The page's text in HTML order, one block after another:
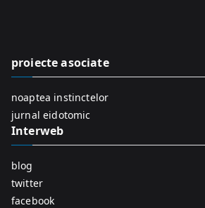
proiecte asociate
noaptea instinctelor
jurnal eidotomic
Interweb
blog
twitter
facebook